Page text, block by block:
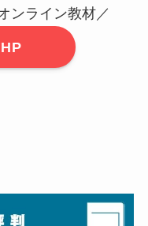
ンライン教材／